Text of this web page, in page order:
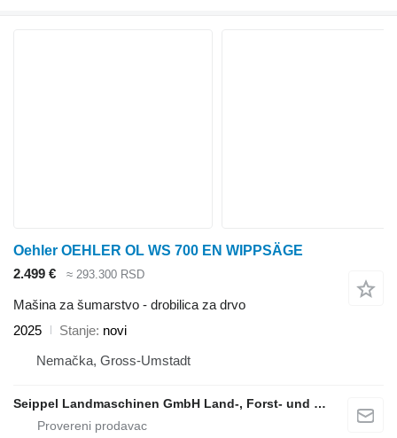
Oehler OEHLER OL WS 700 EN WIPPSÄGE
2.499 €
≈ 293.300 RSD
Mašina za šumarstvo - drobilica za drvo
2025
Stanje novi
Nemačka, Gross-Umstadt
Seippel Landmaschinen GmbH Land-, Forst- und Gartentechnik